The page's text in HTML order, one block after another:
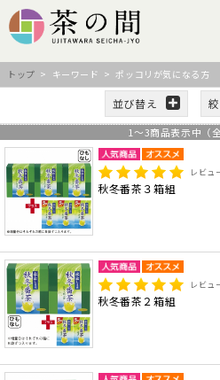
トップ > キーワード > ポッコリが気になる方
並び替え
1 ～3商品表示中（全
レビュ
秋冬番茶３箱組
レビュ
秋冬番茶２箱組